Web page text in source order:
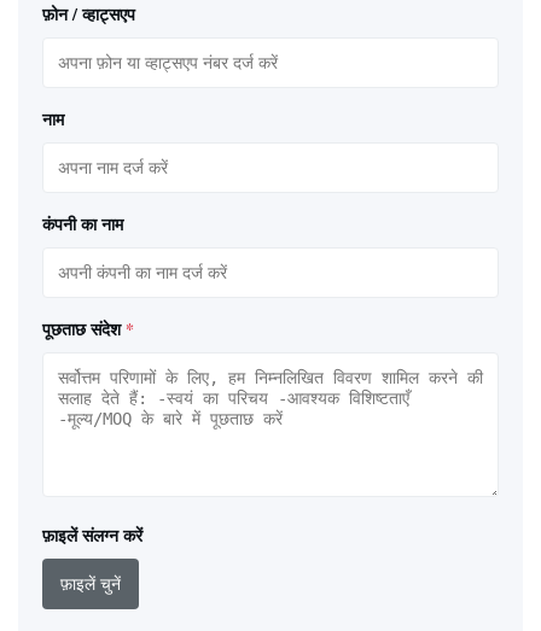
फ़ोन / व्हाट्सएप
नाम
कंपनी का नाम
पूछताछ संदेश *
फ़ाइलें संलग्न करें
फ़ाइलें चुनें